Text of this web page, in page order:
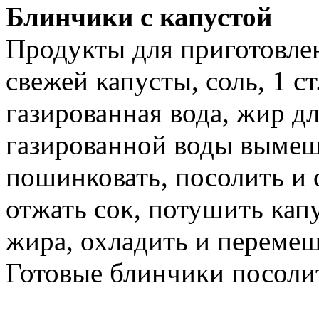
Блинчики с капустой
Продукты для
свежей капусты, соль, 1
газированная вода, жир
газированной воды
пошинковать, посолить и
отжать сок, потушить
жира, охладить и
Готовые блинчики